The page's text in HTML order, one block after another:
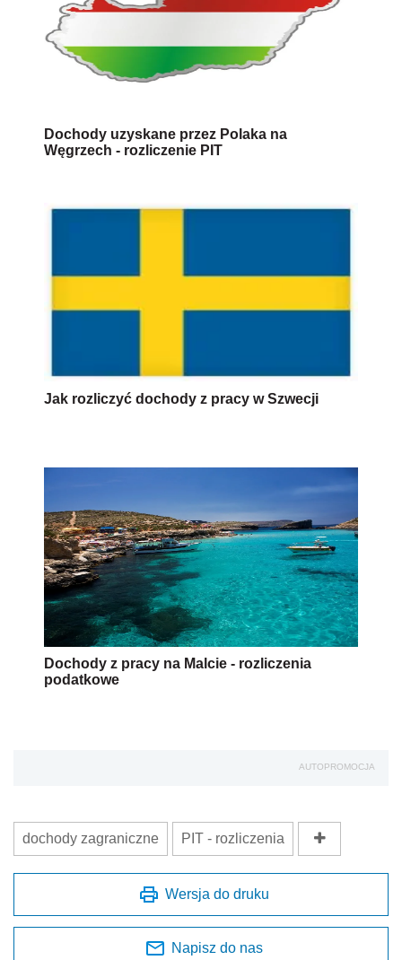
Dochody uzyskane przez Polaka na
Węgrzech - rozliczenie PIT
Jak rozliczyć dochody z pracy w Szwecji
Dochody z pracy na Malcie - rozliczenia
podatkowe
AUTOPROMOCJA
dochody zagraniczne PIT - rozliczenia
Wersja do druku
Napisz do nas